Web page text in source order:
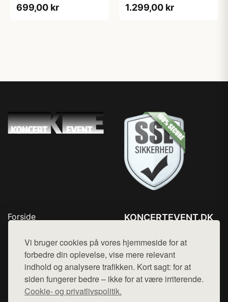
Vi bruger cookies på vores hjemmeside for at
forbedre din oplevelse, vise mere relevant
indhold og analysere trafikken. Kort sagt: for at
siden fungerer bedre – ikke for at være irriterende.
Cookie- og privatlivspolitik.
699,00 kr 1.299,00 kr
Forside
Top Rabatter
Blog
Kontakt
KONCERTEVENT.DK
Mail: hej@want.dk
Cookie- og privatlivspolitik